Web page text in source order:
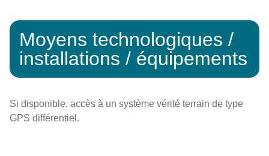
Moyens technologiques /
installations / équipements
Si disponible, accès à un système vérité terrain de type
GPS différentiel.